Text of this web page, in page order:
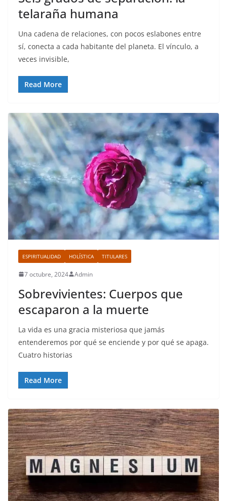
telaraña humana
Una cadena de relaciones, con pocos eslabones entre
sí, conecta a cada habitante del planeta. El vínculo, a
veces invisible,
Read More
ESPIRITUALIDAD HOLÍSTICA TITULARES
7 octubre, 2024 Admin
Sobrevivientes: Cuerpos que
escaparon a la muerte
La vida es una gracia misteriosa que jamás
entenderemos por qué se enciende y por qué se apaga.
Cuatro historias
Read More